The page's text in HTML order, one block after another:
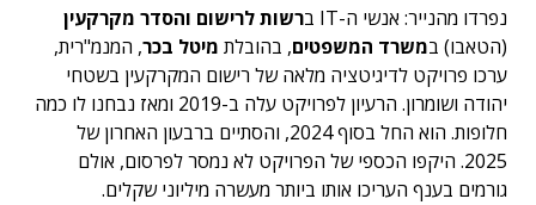
נפרדו מהנייר: אנשי ה-IT ב
רשות לרישום והסדר מקרקעין
(הטאבו) במשרד המשפטים, בהובלת מיטל בכר, המנמ"רית,
ערכו פרויקט לדיגיטציה מלאה של רישום המקרקעין בשטחי
יהודה ושומרון. הרעיון לפרויקט עלה ב-2019 ומאז נבחנו לו כמה
חלופות. הוא החל בסוף 2024, והסתיים ברבעון האחרון של
2025. היקפו הכספי של הפרויקט לא נמסר לפרסום, אולם
גורמים בענף העריכו אותו ביותר מעשרה מיליוני שקלים.